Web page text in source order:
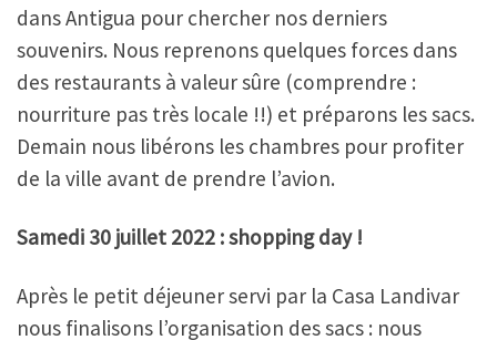
dans Antigua pour chercher nos derniers
souvenirs. Nous reprenons quelques forces dans
des restaurants à valeur sûre (comprendre :
nourriture pas très locale !!) et préparons les sacs.
Demain nous libérons les chambres pour profiter
de la ville avant de prendre l’avion.
Samedi 30 juillet 2022 : shopping day !
Après le petit déjeuner servi par la Casa Landivar
nous finalisons l’organisation des sacs : nous